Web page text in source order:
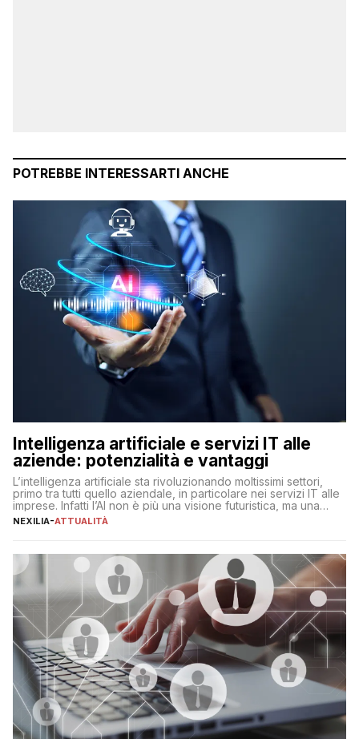
POTREBBE INTERESSARTI ANCHE
Intelligenza artificiale e servizi IT alle
aziende: potenzialità e vantaggi
L’intelligenza artificiale sta rivoluzionando moltissimi settori,
primo tra tutti quello aziendale, in particolare nei servizi IT alle
imprese. Infatti l’AI non è più una visione futuristica, ma una
realtà operativa che sta portando a un cambio significativo in
operazioni, bensì comporta […]
NEXILIA-ATTUALITÀ